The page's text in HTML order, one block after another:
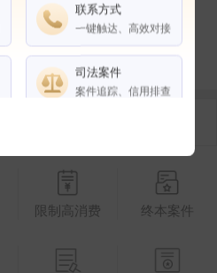
20
合作伙伴
限制高消费 终本案件
联系方式
一键触达、高效对接
司法案件
案件追踪、信用排查
VIP会员 SVIP会员